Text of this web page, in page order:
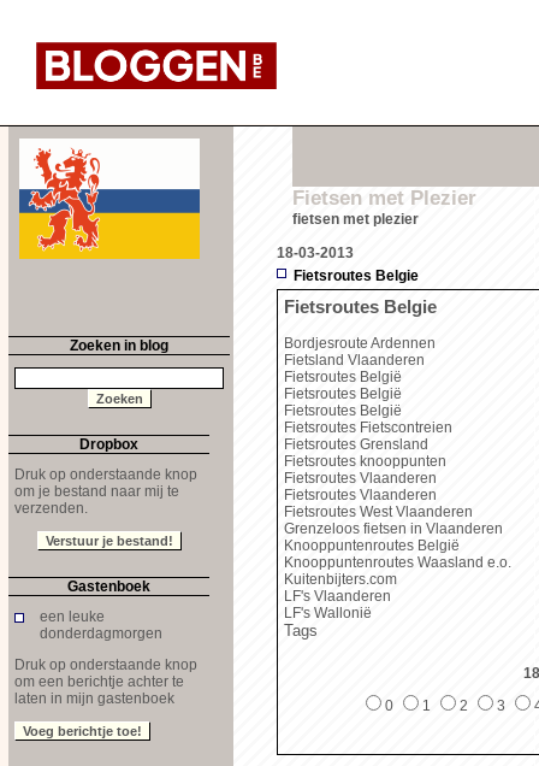
Zoeken in blog
Dropbox
Druk op onderstaande knop
om je bestand naar mij te
verzenden.
Gastenboek
een leuke
donderdagmorgen
Druk op onderstaande knop
om een berichtje achter te
laten in mijn gastenboek
Fietsen met Plezier
fietsen met plezier
18-03-2013
Fietsroutes Belgie
Fietsroutes Belgie
Bordjesroute Ardennen
Fietsland Vlaanderen
Fietsroutes België
Fietsroutes België
Fietsroutes België
Fietsroutes Fietscontreien
Fietsroutes Grensland
Fietsroutes knooppunten
Fietsroutes Vlaanderen
Fietsroutes Vlaanderen
Fietsroutes West Vlaanderen
Grenzeloos fietsen in Vlaanderen
Knooppuntenroutes België
Knooppuntenroutes Waasland e.o.
Kuitenbijters.com
LF's Vlaanderen
LF's Wallonië
Tags
0
1 2 3